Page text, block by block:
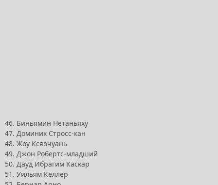
46. Биньямин Нетаньяху
47. Доминик Стросс-кан
48. Жоу Ксяочуань
49. Джон Робертс-младший
50. Дауд Ибрагим Каскар
51. Уильям Келлер